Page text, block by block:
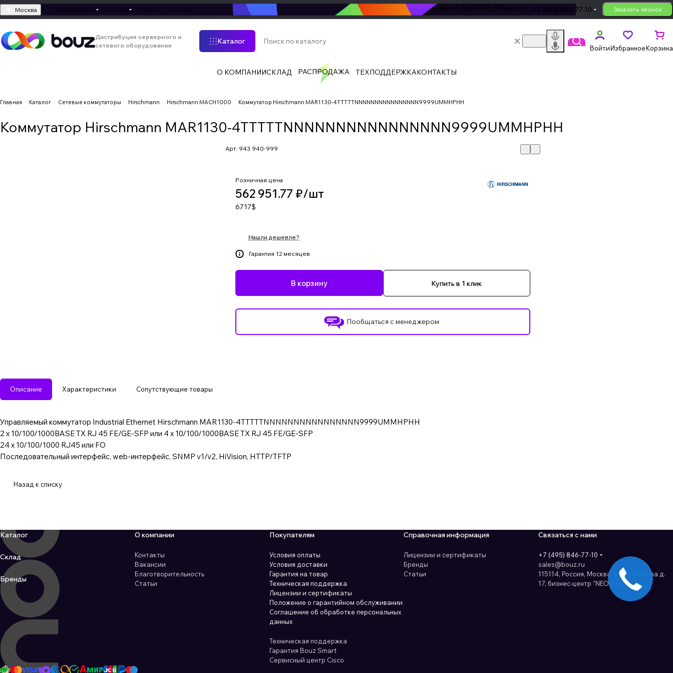
Москва Покупателям Услуги Статьи Контакты sales+2629796@bouz.ru +7 (495) 846-77-10 Заказать звонок
Дистрибуция серверного и
сетевого оборудования
Каталог
ВойтиИзбранноеКорзина
О КОМПАНИИСКЛАД РАСПРОДАЖА ТЕХПОДДЕРЖКАКОНТАКТЫ
Главная Каталог Сетевые коммутаторы Hirschmann Hirschmann MACH1000 Коммутатор Hirschmann MAR1130-4TTTTTNNNNNNNNNNNNNNNN9999UMMHPHH
Коммутатор Hirschmann MAR1130-4TTTTTNNNNNNNNNNNNNNNN9999UMMHPHH
Арт. 943 940-999
Розничная цена
562 951.77 ₽/шт
6717$
В корзину Купить в 1 клик
Пообщаться с менеджером
Нашли дешевле?
Гарантия 12 месяцев
Описание Характеристики Сопутствующие товары
Управляемый коммутатор Industrial Ethernet Hirschmann MAR1130-4TTTTTNNNNNNNNNNNNNNNN9999UMMHPHH
2 x 10/100/1000BASE TX RJ 45 FE/GE-SFP или 4 x 10/100/1000BASE TX RJ 45 FE/GE-SFP
24 x 10/100/1000 RJ45 или FO
Последовательный интерфейс, web-интерфейс, SNMP v1/v2, HiVision, HTTP/TFTP
Назад к списку
Каталог
Склад
Бренды
О компании
Контакты
Вакансии
Благотворительность
Статьи
Покупателям
Условия оплаты
Условия доставки
Гарантия на товар
Техническая поддержка
Лицензии и сертификаты
Положение о гарантийном обслуживании
Соглашение об обработке персональных
данных
Техническая поддержка
Гарантия Bouz Smart
Сервисный центр Cisco
Справочная информация
Лицензии и сертификаты
Бренды
Статьи
Связаться с нами
+7 (495) 846-77-10
sales@bouz.ru
115114, Россия, Москва, ул. Бутлерова д.
17, бизнес-центр "NEO GEO"